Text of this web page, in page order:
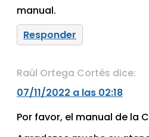
manual.
Responder
Raúl Ortega Cortés dice:
07/11/2022 a las 02:18
Por favor, el manual de la